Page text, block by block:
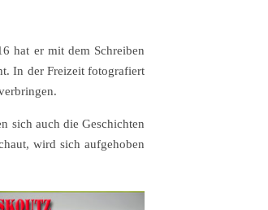
hat er mit dem Schreiben
In der Freizeit fotografiert
sich auch die Geschichten
wird sich aufgehoben